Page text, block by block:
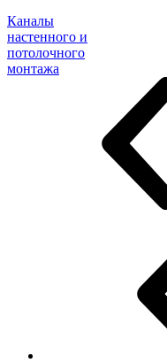
Каналы
настенного и
потолочного
монтажа